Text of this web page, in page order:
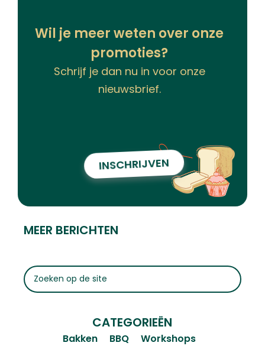
Wil je meer weten over onze
promoties?
Schrijf je dan nu in voor onze
nieuwsbrief.
INSCHRIJVEN
MEER BERICHTEN
CATEGORIEËN
Bakken BBQ Workshops